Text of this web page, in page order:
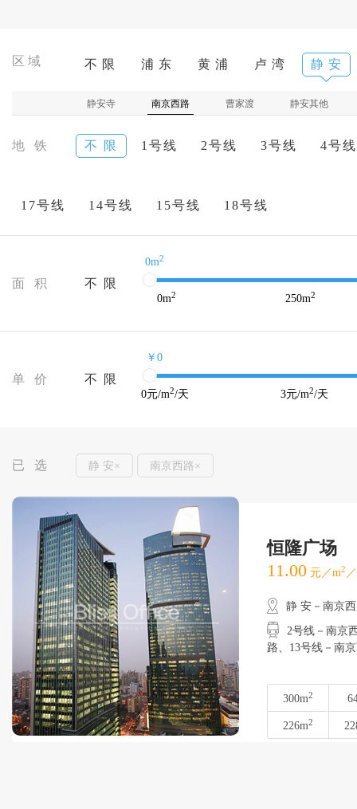
区域 不 限 浦 东 黄 浦 卢 湾 静 安
静安寺 南京西路 曹家渡 静安其他
地 铁 不 限 1号线 2号线 3号线 4号线
17号线 14号线 15号线 18号线
面 积 不 限
0m2
0m2 250m2
单 价 不 限
￥0
0元/m2/天 3元/m2/天
已 选 静 安× 南京西路×
恒隆广场
11.00 元／m2
静 安－南京
2号线－南京西
路、13号线－南
300m2
226m2